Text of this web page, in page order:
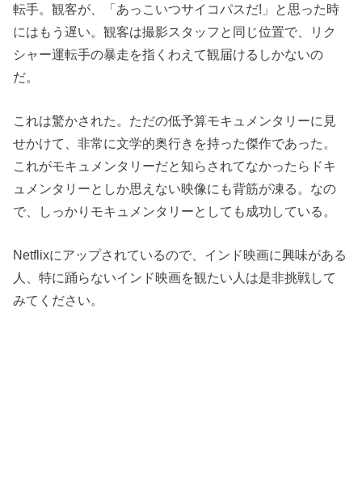
転手。観客が、「あっこいつサイコパスだ!」と思った時
にはもう遅い。観客は撮影スタッフと同じ位置で、リク
シャー運転手の暴走を指くわえて観届けるしかないの
だ。
これは驚かされた。ただの低予算モキュメンタリーに見
せかけて、非常に文学的奥行きを持った傑作であった。
これがモキュメンタリーだと知らされてなかったらドキ
ュメンタリーとしか思えない映像にも背筋が凍る。なの
で、しっかりモキュメンタリーとしても成功している。
Netflixにアップされているので、インド映画に興味がある
人、特に踊らないインド映画を観たい人は是非挑戦して
みてください。